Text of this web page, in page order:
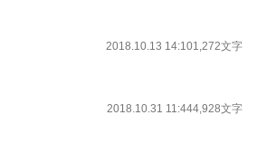
2018.10.13 14:101,272文字
2018.10.31 11:444,928文字